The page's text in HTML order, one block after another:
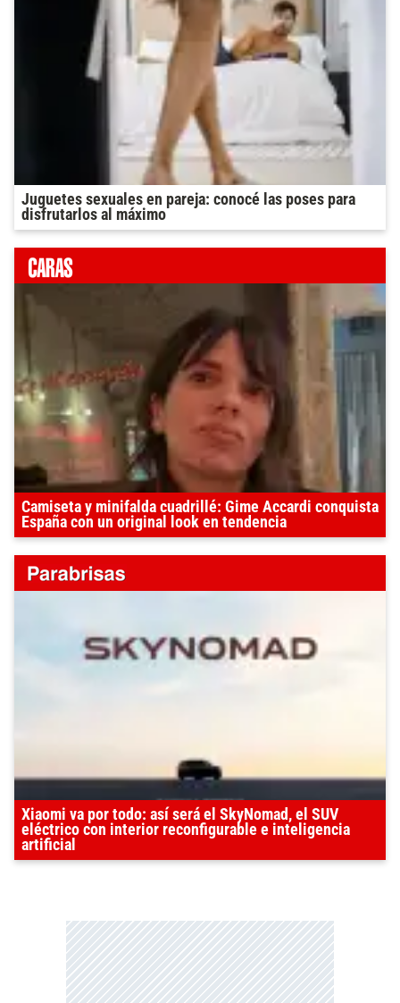
Juguetes sexuales en pareja: conocé las poses para
disfrutarlos al máximo
Camiseta y minifalda cuadrillé: Gime Accardi conquista
España con un original look en tendencia
Xiaomi va por todo: así será el SkyNomad, el SUV
eléctrico con interior reconfigurable e inteligencia
artificial